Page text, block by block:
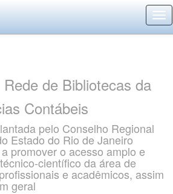
Rede de Bibliotecas da
Contábeis
pelo Conselho Regional
Estado do Rio de Janeiro
promover o acesso amplo e
científico da área de
e acadêmicos, assim
geral